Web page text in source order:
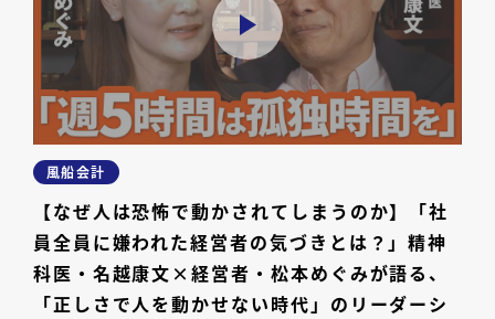
風船会計
【なぜ人は恐怖で動かされてしまうのか】「社
員全員に嫌われた経営者の気づきとは？」精神
科医・名越康文×経営者・松本めぐみが語る、
「正しさで人を動かせない時代」のリーダーシ